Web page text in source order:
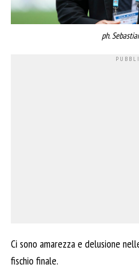
ph.
Ci sono amarezza e delusione
fischio finale.